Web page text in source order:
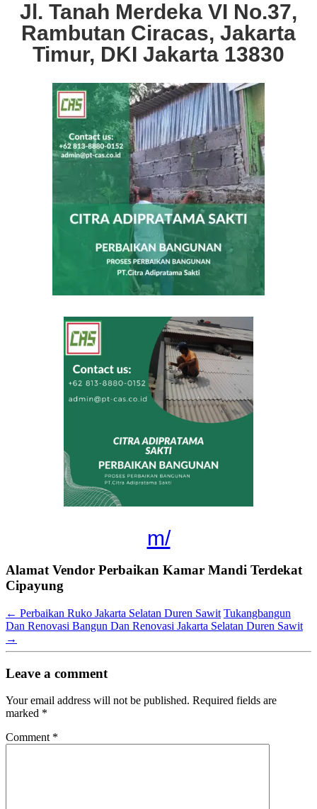
Jl. Tanah Merdeka VI No.37,
Rambutan Ciracas, Jakarta
Timur, DKI Jakarta 13830
m/
Alamat Vendor Perbaikan Kamar Mandi Terdekat
Cipayung
← Perbaikan Ruko Jakarta Selatan Duren Sawit Tukangbangun
Dan Renovasi Bangun Dan Renovasi Jakarta Selatan Duren Sawit
→
Leave a comment
Your email address will not be published. Required fields are
marked *
Comment *